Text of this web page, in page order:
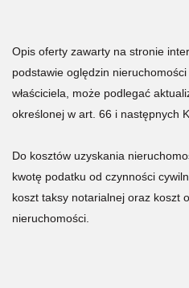
Opis oferty zawarty na stronie
podstawie oględzin
właściciela, może podlegać
określonej w art. 66 i następnych
Do kosztów uzyskania
kwotę podatku od czynności
koszt taksy notarialnej oraz koszt
nieruchomości.